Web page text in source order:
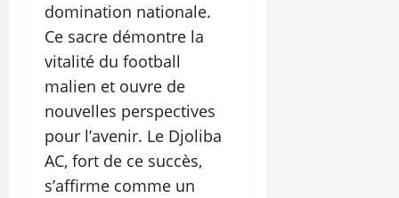
domination nationale.
Ce sacre démontre la
vitalité du football
malien et ouvre de
nouvelles perspectives
pour l’avenir. Le Djoliba
AC, fort de ce succès,
s’affirme comme un